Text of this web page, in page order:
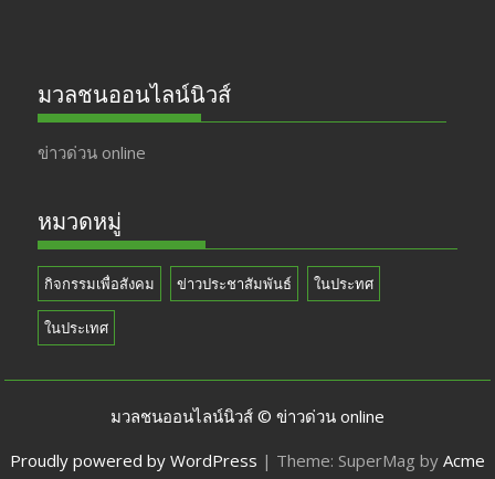
มวลชนออนไลน์นิวส์
ข่าวด่วน online
หมวดหมู่
กิจกรรมเพื่อสังคม ข่าวประชาสัมพันธ์ ในประทศ
ในประเทศ
มวลชนออนไลน์นิวส์ © ข่าวด่วน online
Proudly powered by WordPress | Theme: SuperMag by Acme